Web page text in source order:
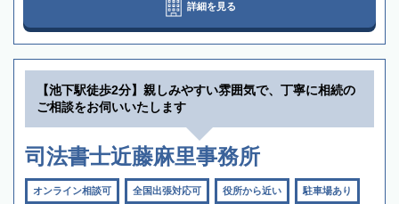
詳細を見る
【池下駅徒歩2分】親しみやすい雰囲気で、丁寧に相続の
ご相談をお伺いいたします
司法書士近藤麻里事務所
オンライン相談可 全国出張対応可 役所から近い 駐車場あり